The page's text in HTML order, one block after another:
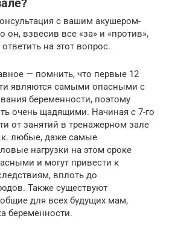
с вашим акушером-
он, взвесив все «за» и «против»,
на этот вопрос.
— помнить, что первые 12
являются самыми опасными с
беременности, поэтому
очень щадящими. Начиная с 7-го
от занятий в тренажерном зале
любые, даже самые
нагрузки на этом сроке
и могут привести к
вплоть до
Также существуют
для всех будущих мам,
беременности.